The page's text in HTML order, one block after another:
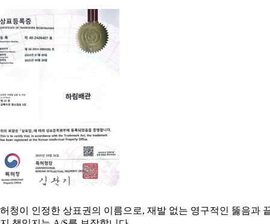
청이 인정한 상표권의 이름으로, 재발 없는 영구적인 뚫음과